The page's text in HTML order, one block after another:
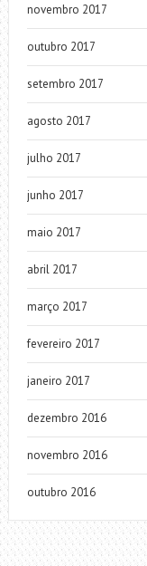
novembro 2017
outubro 2017
setembro 2017
agosto 2017
julho 2017
junho 2017
maio 2017
abril 2017
março 2017
fevereiro 2017
janeiro 2017
dezembro 2016
novembro 2016
outubro 2016